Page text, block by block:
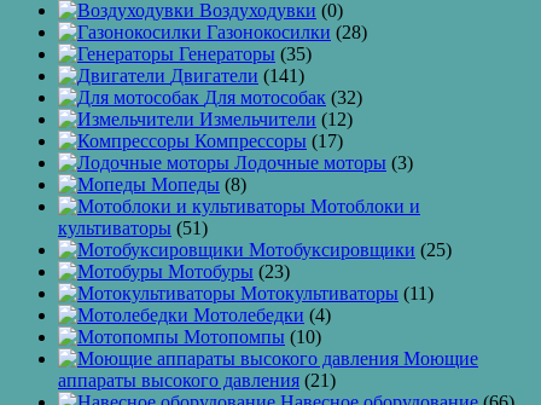
Воздуходувки (0)
Газонокосилки (28)
Генераторы (35)
Двигатели (141)
Для мотособак (32)
Измельчители (12)
Компрессоры (17)
Лодочные моторы (3)
Мопеды (8)
Мотоблоки и
культиваторы (51)
Мотобуксировщики (25)
Мотобуры (23)
Мотокультиваторы (11)
Мотолебедки (4)
Мотопомпы (10)
Моющие
аппараты высокого давления (21)